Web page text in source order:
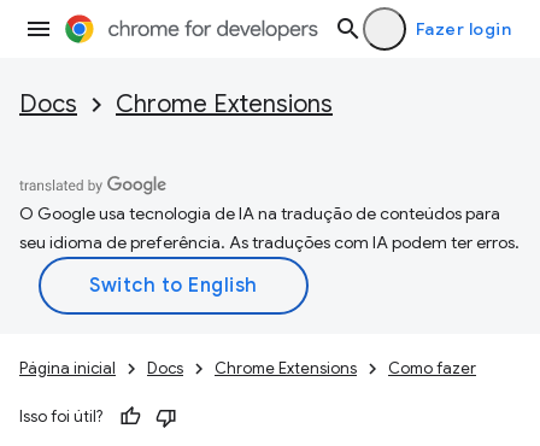
Fazer login
Docs Chrome Extensions
O Google usa tecnologia de IA na tradução de conteúdos para
seu idioma de preferência. As traduções com IA podem ter erros.
Página inicial Docs Chrome Extensions Como fazer
Isso foi útil?